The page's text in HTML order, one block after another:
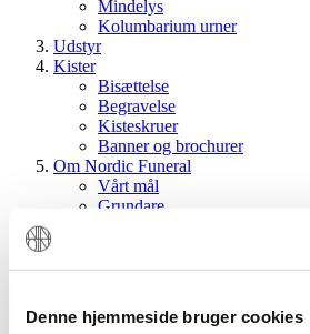
Denne hjemmeside bruger cookies
Mindelys
Kolumbarium urner
Udstyr
Kister
Bisættelse
Begravelse
Kisteskruer
Banner og brochurer
Om Nordic Funeral
Vårt mål
Grundare
Kontakt